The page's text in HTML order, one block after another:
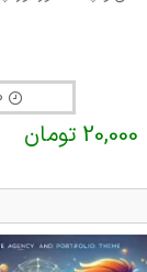
20,000 تومان